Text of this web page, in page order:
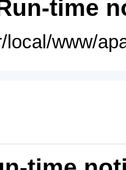
time
local/www/